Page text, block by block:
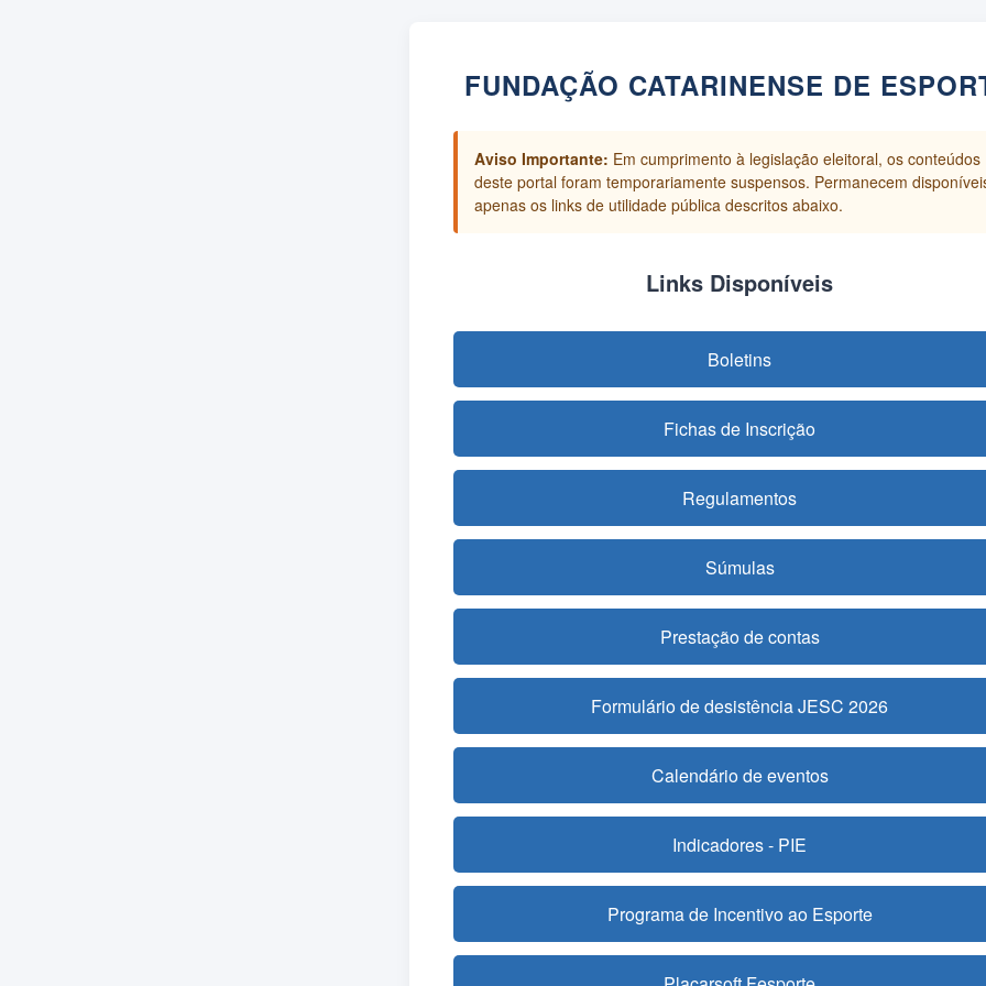
FUNDAÇÃO CATARINENSE DE
Aviso Importante: Em cumprimento à legislação eleitoral, os conteúdos
deste portal foram temporariamente suspensos. Permanecem
apenas os links de utilidade pública descritos abaixo.
Links Disponíveis
Boletins
Fichas de Inscrição
Regulamentos
Súmulas
Prestação de contas
Formulário de desistência JESC 2026
Calendário de eventos
Indicadores - PIE
Programa de Incentivo ao Esporte